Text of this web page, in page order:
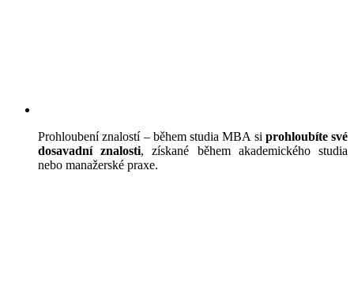
Prohloubení znalostí – během studia MBA si prohloubíte své
dosavadní znalosti, získané během akademického studia
nebo manažerské praxe.